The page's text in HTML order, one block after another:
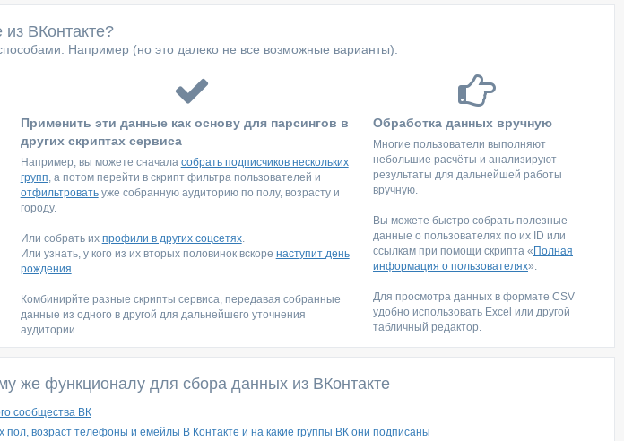
ВКонтакте?
Например (но это далеко не все возможные варианты):
Применить эти данные как основу для парсингов в
других скриптах сервиса
Например, вы можете сначала собрать подписчиков нескольких
групп, а потом перейти в скрипт фильтра пользователей и
отфильтроватьуже собранную аудиторию по полу, возрасту и
городу.
Или собрать их профили в других соцсетях.
Или узнать, у кого из их вторых половинок вскоре наступит день
рождения.
Комбинирйте разные скрипты сервиса, передавая собранные
данные из одного в другой для дальнейшего уточнения
аудитории.
Обработка данных вручную
Многие пользователи выполняют
небольшие расчёты и анализируют
результаты для дальнейшей работы
вручную.
Вы можете быстро собрать полезные
данные о пользователях по их ID или
ссылкам при помощи скрипта « Полная
информация о пользователях».
Для просмотра данных в формате CSV
удобно использовать Excel или другой
табличный редактор.
же функционалу для сбора данных из ВКонтакте
сообщества ВК
пол, возраст телефоны и емейлы В Контакте и на какие группы ВК они подписаны